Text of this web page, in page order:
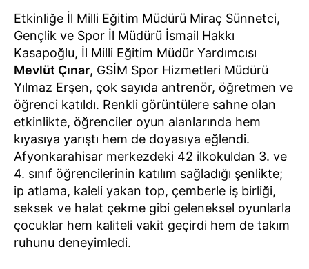
Etkinliğe İl Milli Eğitim Müdürü Miraç Sünnetci,
Gençlik ve Spor İl Müdürü İsmail Hakkı
Kasapoğlu, İl Milli Eğitim Müdür Yardımcısı
Mevlüt Çınar, GSİM Spor Hizmetleri Müdürü
Yılmaz Erşen, çok sayıda antrenör, öğretmen ve
öğrenci katıldı. Renkli görüntülere sahne olan
etkinlikte, öğrenciler oyun alanlarında hem
kıyasıya yarıştı hem de doyasıya eğlendi.
Afyonkarahisar merkezdeki 42 ilkokuldan 3. ve
4. sınıf öğrencilerinin katılım sağladığı şenlikte;
ip atlama, kaleli yakan top, çemberle iş birliği,
seksek ve halat çekme gibi geleneksel oyunlarla
çocuklar hem kaliteli vakit geçirdi hem de takım
ruhunu deneyimledi.